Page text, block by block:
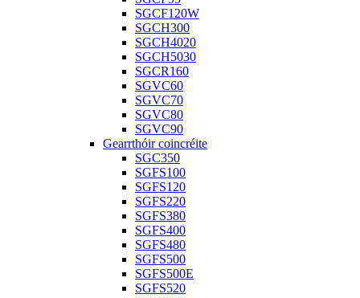
SGCF120W
SGCH300
SGCH4020
SGCH5030
SGCR160
SGVC60
SGVC70
SGVC80
SGVC90
Gearrthóir coincréite
SGC350
SGFS100
SGFS120
SGFS220
SGFS380
SGFS400
SGFS480
SGFS500
SGFS500E
SGFS520